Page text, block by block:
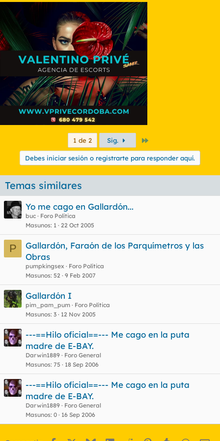
1 de 2 Sig.
Debes iniciar sesión o registrarte para responder aquí.
Temas similares
Yo me cago en Gallardón...
buc
Foro Política
Masunos 1 22 Oct 2005
P
Gallardón, Faraón de los Parquímetros y las
Obras
pumpkingsex
Foro Política
Masunos 52 9 Feb 2007
Gallardón I
pim_pam_pum
Foro Política
Masunos 3 12 Nov 2005
---==Hilo oficial==--- Me cago en la puta
madre de E-BAY.
Darwin1889
Foro General
Masunos 75 18 Sep 2006
---==Hilo oficial==--- Me cago en la puta
madre de E-BAY.
Darwin1889
Foro General
Masunos 0 16 Sep 2006